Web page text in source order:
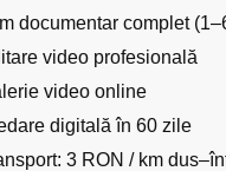
documentar complet
video profesională
video online
digitală în 60 zile
3 RON / km